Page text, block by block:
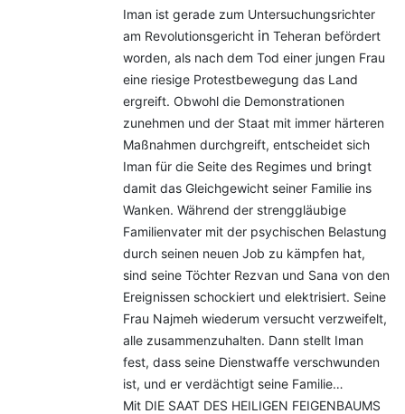
Iman ist gerade zum Untersuchungsrichter
am Revolutionsgericht in Teheran befördert
worden, als nach dem Tod einer jungen Frau
eine riesige Protestbewegung das Land
ergreift. Obwohl die Demonstrationen
zunehmen und der Staat mit immer härteren
Maßnahmen durchgreift, entscheidet sich
Iman für die Seite des Regimes und bringt
damit das Gleichgewicht seiner Familie ins
Wanken. Während der strenggläubige
Familienvater mit der psychischen Belastung
durch seinen neuen Job zu kämpfen hat,
sind seine Töchter Rezvan und Sana von den
Ereignissen schockiert und elektrisiert. Seine
Frau Najmeh wiederum versucht verzweifelt,
alle zusammenzuhalten. Dann stellt Iman
fest, dass seine Dienstwaffe verschwunden
ist, und er verdächtigt seine Familie…
Mit DIE SAAT DES HEILIGEN FEIGENBAUMS